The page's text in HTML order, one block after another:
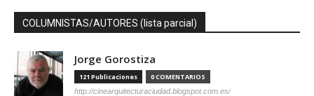
COLUMNISTAS/AUTORES (lista parcial)
Jorge Gorostiza
121 Publicaciones 0 COMENTARIOS
http://cinearquitecturaciudad.blogspot.com.es/